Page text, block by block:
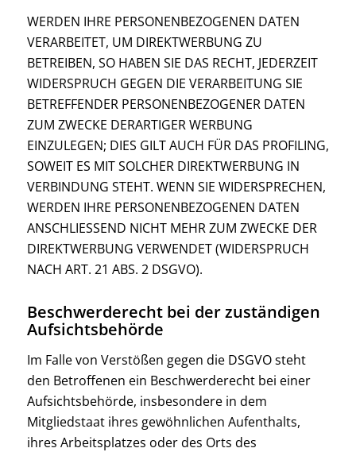
WERDEN IHRE PERSONENBEZOGENEN DATEN
VERARBEITET, UM DIREKTWERBUNG ZU
BETREIBEN, SO HABEN SIE DAS RECHT, JEDERZEIT
WIDERSPRUCH GEGEN DIE VERARBEITUNG SIE
BETREFFENDER PERSONENBEZOGENER DATEN
ZUM ZWECKE DERARTIGER WERBUNG
EINZULEGEN; DIES GILT AUCH FÜR DAS PROFILING,
SOWEIT ES MIT SOLCHER DIREKTWERBUNG IN
VERBINDUNG STEHT. WENN SIE WIDERSPRECHEN,
WERDEN IHRE PERSONENBEZOGENEN DATEN
ANSCHLIESSEND NICHT MEHR ZUM ZWECKE DER
DIREKTWERBUNG VERWENDET (WIDERSPRUCH
NACH ART. 21 ABS. 2 DSGVO).
Beschwerde­recht bei der zuständigen
Aufsichts­behörde
Im Falle von Verstößen gegen die DSGVO steht
den Betroffenen ein Beschwerderecht bei einer
Aufsichtsbehörde, insbesondere in dem
Mitgliedstaat ihres gewöhnlichen Aufenthalts,
ihres Arbeitsplatzes oder des Orts des